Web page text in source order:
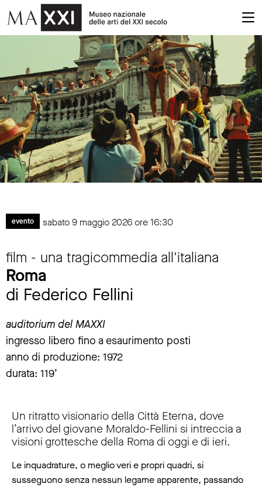
evento sabato 9 maggio 2026 ore 16:30
film - una tragicommedia all'italiana
Roma
di Federico Fellini
auditorium del MAXXI
ingresso libero fino a esaurimento posti
anno di produzione: 1972
durata: 119’
Un ritratto visionario della Città Eterna, dove
l’arrivo del giovane Moraldo-Fellini si intreccia a
visioni grottesche della Roma di oggi e di ieri.
Le inquadrature, o meglio veri e propri quadri, si
susseguono senza nessun legame apparente, passando